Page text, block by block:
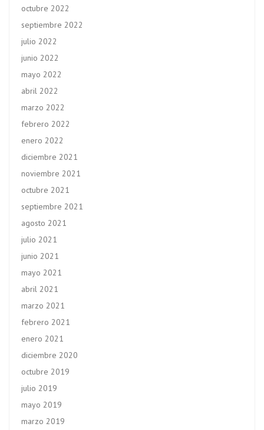
octubre 2022
septiembre 2022
julio 2022
junio 2022
mayo 2022
abril 2022
marzo 2022
febrero 2022
enero 2022
diciembre 2021
noviembre 2021
octubre 2021
septiembre 2021
agosto 2021
julio 2021
junio 2021
mayo 2021
abril 2021
marzo 2021
febrero 2021
enero 2021
diciembre 2020
octubre 2019
julio 2019
mayo 2019
marzo 2019